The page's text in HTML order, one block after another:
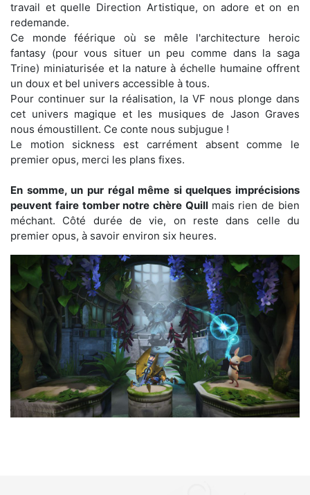
travail et quelle Direction Artistique, on adore et on en
redemande.
Ce monde féérique où se mêle l'architecture heroic
fantasy (pour vous situer un peu comme dans la saga
Trine) miniaturisée et la nature à échelle humaine offrent
un doux et bel univers accessible à tous.
Pour continuer sur la réalisation, la VF nous plonge dans
cet univers magique et les musiques de Jason Graves
nous émoustillent. Ce conte nous subjugue !
Le motion sickness est carrément absent comme le
premier opus, merci les plans fixes.
En somme, un pur régal même si quelques imprécisions
peuvent faire tomber notre chère Quill mais rien de bien
méchant. Côté durée de vie, on reste dans celle du
premier opus, à savoir environ six heures.